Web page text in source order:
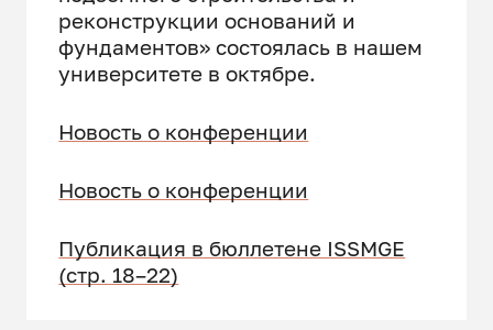
реконструкции оснований и
фундаментов» состоялась в нашем
университете в октябре.
Новость о конференции
Новость о конференции
Публикация в бюллетене ISSMGE
(стр. 18–22)